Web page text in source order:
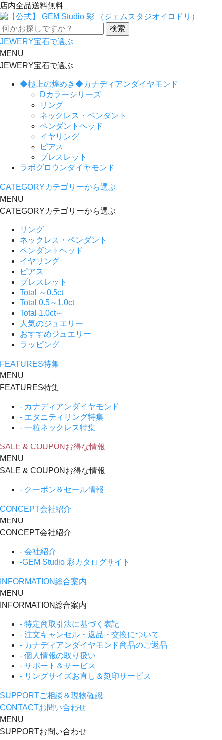
店内全品送料無料
JEWERY宝石で選ぶ
MENU
JEWERY宝石で選ぶ
◆極上の煌めき◆カナディアンダイヤモンド
Dカラーシリーズ
リング
ネックレス・ペンダント
ペンダントヘッド
イヤリング
ピアス
ブレスレット
ラボグロウンダイヤモンド
CATEGORYカテゴリーから選ぶ
MENU
CATEGORYカテゴリーから選ぶ
リング
ネックレス・ペンダント
ペンダントヘッド
イヤリング
ピアス
ブレスレット
Total ～0.5ct
Total 0.5～1.0ct
Total 1.0ct～
人気のジュエリー
おすすめジュエリー
ラッピング
FEATURES特集
MENU
FEATURES特集
- カナディアンダイヤモンド
- エタニティリング特集
- 一粒ネックレス特集
SALE & COUPON お得な情報
MENU
SALE & COUPON お得な情報
- クーポン＆セール情報
CONCEPT会社紹介
MENU
CONCEPT会社紹介
- 会社紹介
-GEM Studio 彩カタログサイト
INFORMATION総合案内
MENU
INFORMATION総合案内
- 特定商取引法に基づく表記
- 注文キャンセル・返品・交換について
- カナディアンダイヤモンド商品のご返品
- 個人情報の取り扱い
- サポート＆サービス
- リングサイズお直し＆刻印サービス
SUPPORTご相談＆現物確認
CONTACTお問い合わせ
MENU
SUPPORTお問い合わせ